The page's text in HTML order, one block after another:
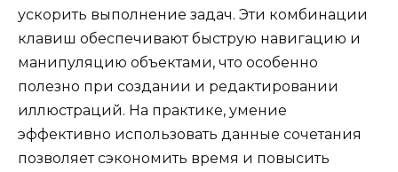
ускорить выполнение задач. Эти комбинации
клавиш обеспечивают быструю навигацию и
манипуляцию объектами, что особенно
полезно при создании и редактировании
иллюстраций. На практике, умение
эффективно использовать данные сочетания
позволяет сэкономить время и повысить